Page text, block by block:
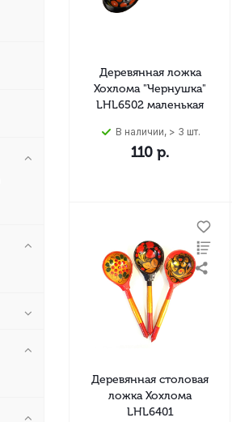
Деревянная ложка
Хохлома "Чернушка"
LHL6502 маленькая
В наличии, > 3 шт.
110 р.
Деревянная столовая
ложка Хохлома
LHL6401